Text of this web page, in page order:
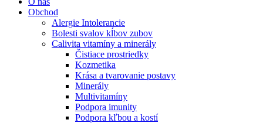
Obchod
Alergie Intolerancie
Bolesti svalov kĺbov zubov
Calivita vitamíny a minerály
Čistiace prostriedky
Kozmetika
Krása a tvarovanie postavy
Minerály
Multivitamíny
Podpora imunity
Podpora kľbou a kostí